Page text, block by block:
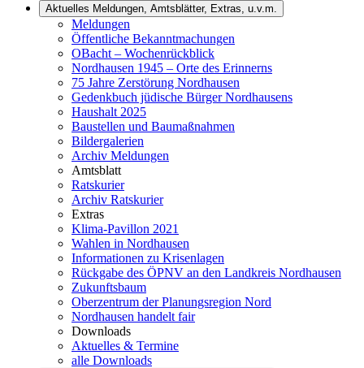
Aktuelles Meldungen, Amtsblätter, Extras, u.v.m.
Meldungen
Öffentliche Bekanntmachungen
OBacht – Wochenrückblick
Nordhausen 1945 – Orte des Erinnerns
75 Jahre Zerstörung Nordhausen
Gedenkbuch jüdische Bürger Nordhausens
Haushalt 2025
Baustellen und Baumaßnahmen
Bildergalerien
Archiv Meldungen
Amtsblatt
Ratskurier
Archiv Ratskurier
Extras
Klima-Pavillon 2021
Wahlen in Nordhausen
Informationen zu Krisenlagen
Rückgabe des ÖPNV an den Landkreis Nordhausen
Zukunftsbaum
Oberzentrum der Planungsregion Nord
Nordhausen handelt fair
Downloads
Aktuelles & Termine
alle Downloads